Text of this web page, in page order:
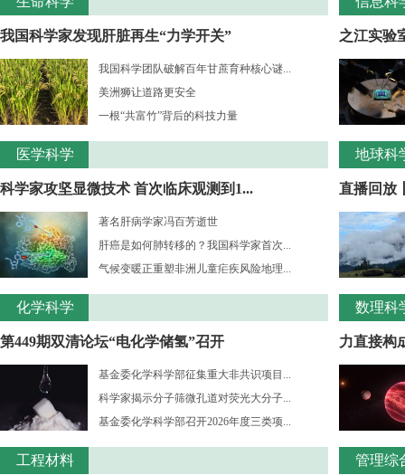
我国科学家发现肝脏再生“力学开关”
我国科学团队破解百年甘蔗育种核心谜...
美洲狮让道路更安全
一根“共富竹”背后的科技力量
医学科学
科学家攻坚显微技术 首次临床观测到1...
著名肝病学家冯百芳逝世
肝癌是如何肺转移的？我国科学家首次...
气候变暖正重塑非洲儿童疟疾风险地理...
化学科学
第449期双清论坛“电化学储氢”召开
基金委化学科学部征集重大非共识项目...
科学家揭示分子筛微孔道对荧光大分子...
基金委化学科学部召开2026年度三类项...
工程材料
之江实验
地球科
直播回放
数理科
力直接构
管理综